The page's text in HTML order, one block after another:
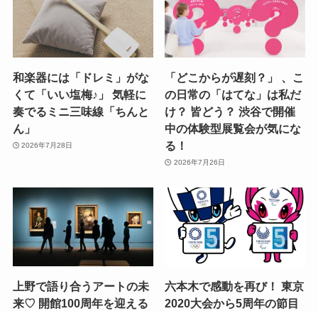
和楽器には「ドレミ」がな
くて「いい塩梅♪」 気軽に
奏でるミニ三味線「ちんと
ん」
2026年7月28日
「どこからが遅刻？」 、こ
の日常の「はてな」は私だ
け？ 皆どう？ 渋谷で開催
中の体験型展覧会が気にな
る！
2026年7月26日
上野で語り合うアートの未
来♡ 開館100周年を迎える
六本木で感動を再び！ 東京
2020大会から5周年の節目